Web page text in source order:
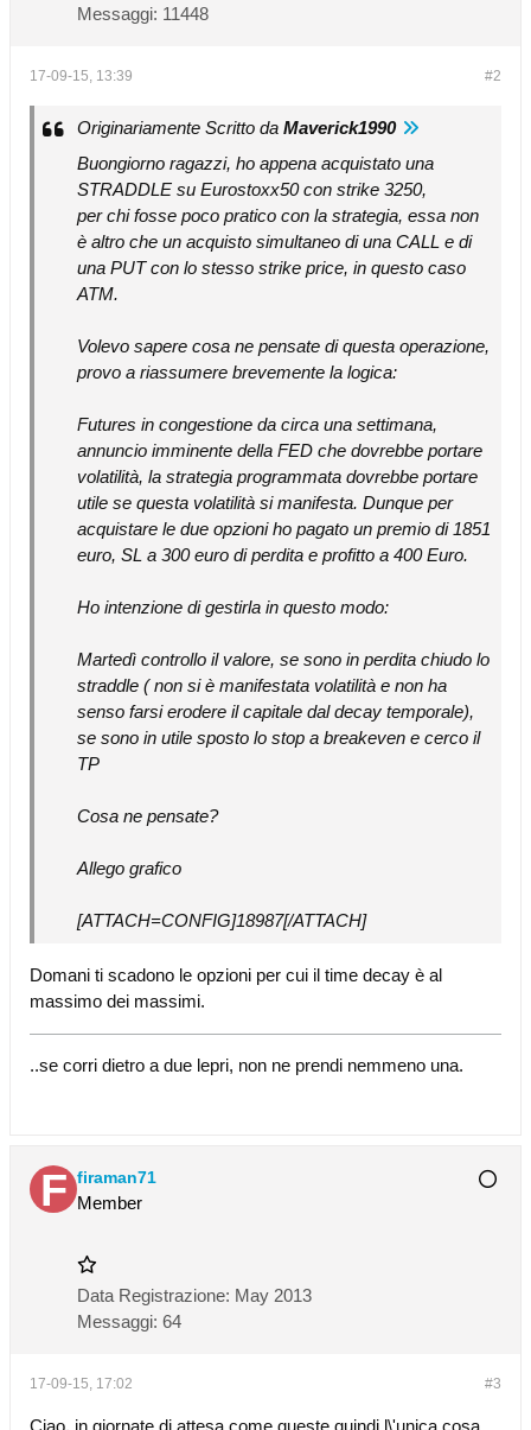
Messaggi: 11448
#2
17-09-15, 13:39
Originariamente Scritto da Maverick1990
Buongiorno ragazzi, ho appena acquistato una
STRADDLE su Eurostoxx50 con strike 3250,
per chi fosse poco pratico con la strategia, essa non
è altro che un acquisto simultaneo di una CALL e di
una PUT con lo stesso strike price, in questo caso
ATM.
Volevo sapere cosa ne pensate di questa operazione,
provo a riassumere brevemente la logica:
Futures in congestione da circa una settimana,
annuncio imminente della FED che dovrebbe portare
volatilità, la strategia programmata dovrebbe portare
utile se questa volatilità si manifesta. Dunque per
acquistare le due opzioni ho pagato un premio di 1851
euro, SL a 300 euro di perdita e profitto a 400 Euro.
Ho intenzione di gestirla in questo modo:
Martedì controllo il valore, se sono in perdita chiudo lo
straddle ( non si è manifestata volatilità e non ha
senso farsi erodere il capitale dal decay temporale),
se sono in utile sposto lo stop a breakeven e cerco il
TP
Cosa ne pensate?
Allego grafico
[ATTACH=CONFIG]18987[/ATTACH]
Domani ti scadono le opzioni per cui il time decay è al
massimo dei massimi.
..se corri dietro a due lepri, non ne prendi nemmeno una.
firaman71
Member
Data Registrazione: May 2013
Messaggi: 64
#3
17-09-15, 17:02
Ciao, in giornate di attesa come queste quindi l\'unica cosa